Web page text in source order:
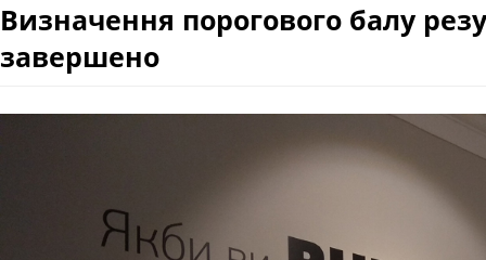
Визначення порогового балу
завершено